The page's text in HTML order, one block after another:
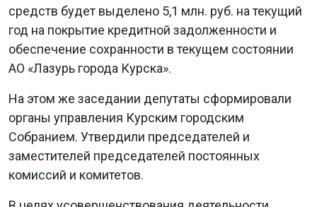
средств будет выделено 5,1 млн. руб. на текущий
год на покрытие кредитной задолженности и
обеспечение сохранности в текущем состоянии
АО «Лазурь города Курска».
На этом же заседании депутаты сформировали
органы управления Курским городским
Собранием. Утвердили председателей и
заместителей председателей постоянных
комиссий и комитетов.